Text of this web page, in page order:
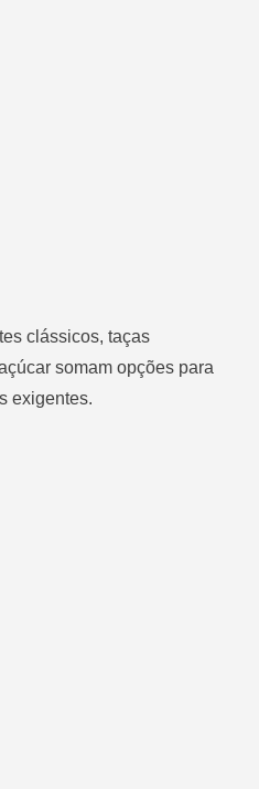
clássicos, taças
somam opções para
exigentes.